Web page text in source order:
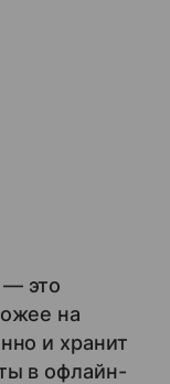
— это
на
и хранит
в офлайн-